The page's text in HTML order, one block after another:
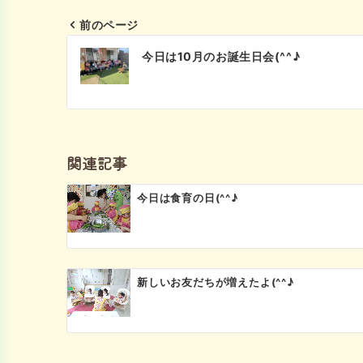
投
稿
ビ
ゲ
ー
シ
ョ
ン
前のページ
今日は10月のお誕生日会(^^♪
関連記事
今日は食育の日(^^♪
新しいお友だちが増えたよ(^^♪